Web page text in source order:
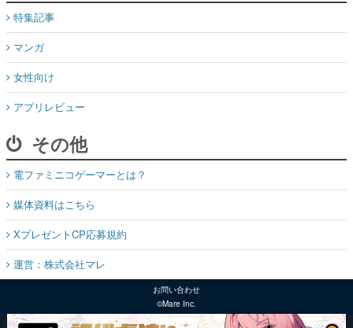
特集記事
マンガ
女性向け
アプリレビュー
その他
電ファミニコゲーマーとは？
媒体資料はこちら
XプレゼントCP応募規約
運営：株式会社マレ
お問い合わせ
©Mare Inc.